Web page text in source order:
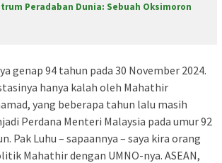
Peradaban Dunia: Sebuah Oksimoron
genap 94 tahun pada 30 November 2024.
hanya kalah oleh Mahathir
yang beberapa tahun lalu masih
Perdana Menteri Malaysia pada umur 92
Pak Luhu – sapaannya – saya kira orang
Mahathir dengan UMNO-nya. ASEAN,